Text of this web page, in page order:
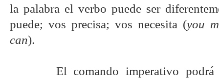
la palabra el verbo puede ser
puede; vos precisa; vos necesita (you
can).
El comando imperativo podrá